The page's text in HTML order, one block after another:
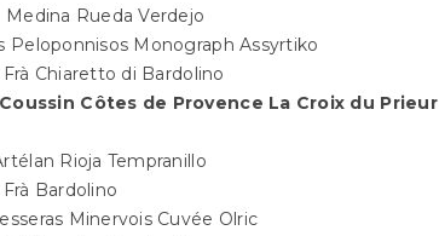
Medina Rueda Verdejo
Peloponnisos Monograph Assyrtiko
Chiaretto di Bardolino
Côtes de Provence La Croix du Prieur
Rioja Tempranillo
Bardolino
Minervois Cuvée Olric